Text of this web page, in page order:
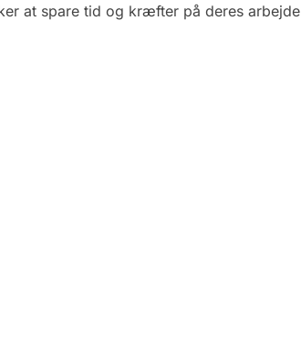
at spare tid og kræfter på deres arbejde